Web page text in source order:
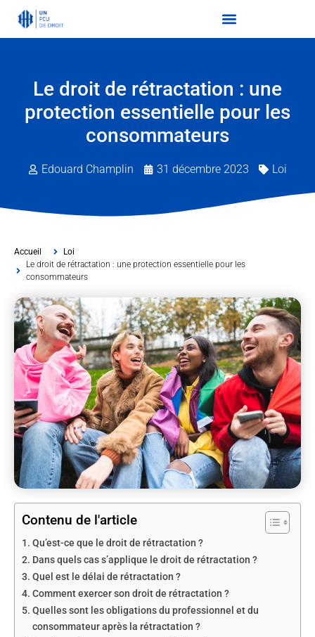
Le droit de rétractation : une
protection essentielle pour les
consommateurs
Edouard Champlin 31 décembre 2023 Loi
Accueil
Loi
Le droit de rétractation : une protection essentielle pour les
consommateurs
Contenu de l'article
Qu’est-ce que le droit de rétractation ?
Dans quels cas s’applique le droit de rétractation ?
Quel est le délai de rétractation ?
Comment exercer son droit de rétractation ?
Quelles sont les obligations du professionnel et du
consommateur après la rétractation ?